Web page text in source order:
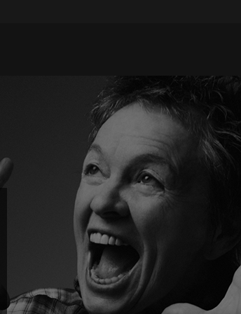
a
Encuentros Fundación
de tus clietes favoritos para recibir los
al instante.